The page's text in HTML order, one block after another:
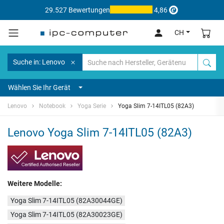
29.527 Bewertungen 4,86
CH
Suche in: Lenovo
Wählen Sie Ihr Gerät
Lenovo Notebook Yoga Serie Yoga Slim 7-14ITL05 (82A3)
Lenovo Yoga Slim 7-14ITL05 (82A3)
Weitere Modelle:
Yoga Slim 7-14ITL05 (82A30044GE)
Yoga Slim 7-14ITL05 (82A30023GE)